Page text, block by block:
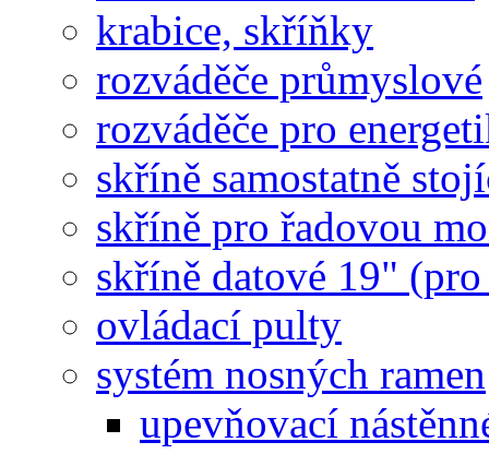
krabice, skříňky
rozváděče průmyslové
rozváděče pro
skříně samostatně
skříně pro řadovou
skříně datové 19"
ovládací pulty
systém nosných ramen
upevňovací